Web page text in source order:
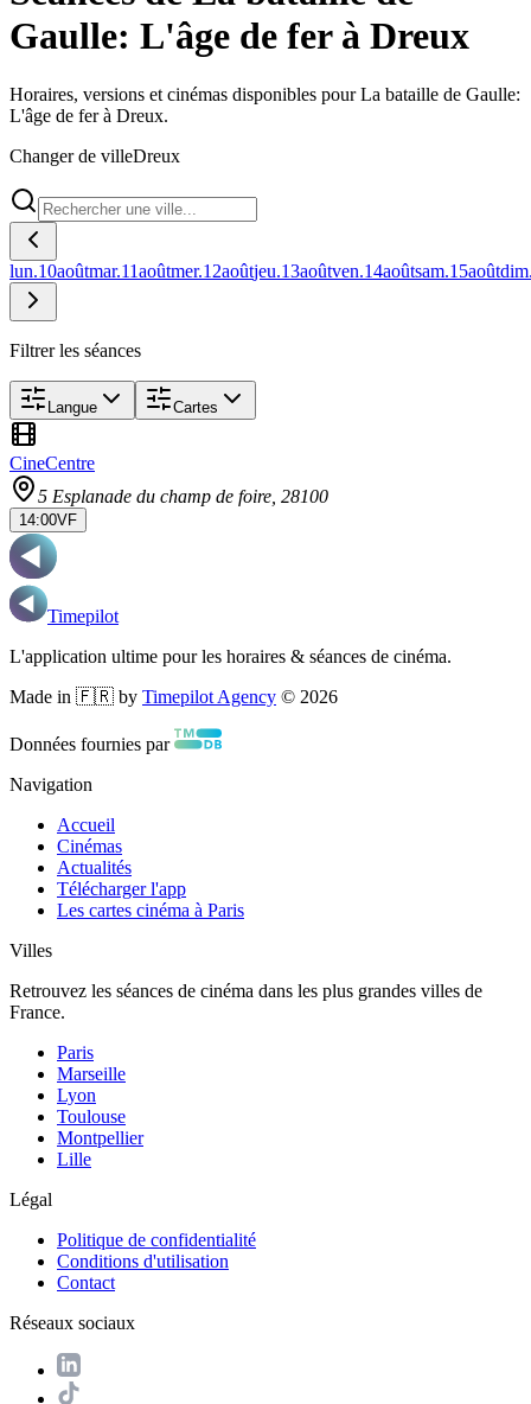
Gaulle: L'âge de fer à Dreux
Horaires, versions et cinémas disponibles pour La bataille de Gaulle:
L'âge de fer à Dreux.
Changer de villeDreux
lun.10aoûtmar.11aoûtmer.12aoûtjeu.13aoûtven.14aoûtsam.15août
Filtrer les séances
Langue Cartes
CineCentre
5 Esplanade du champ de foire , 28100
14:00VF
Timepilot
L'application ultime pour les horaires & séances de cinéma.
Made in 🇫🇷 by Timepilot Agency © 2026
Données fournies par
Navigation
Accueil
Cinémas
Actualités
Télécharger l'app
Les cartes cinéma à Paris
Villes
Retrouvez les séances de cinéma dans les plus grandes villes de
France.
Paris
Marseille
Lyon
Toulouse
Montpellier
Lille
Légal
Politique de confidentialité
Conditions d'utilisation
Contact
Réseaux sociaux